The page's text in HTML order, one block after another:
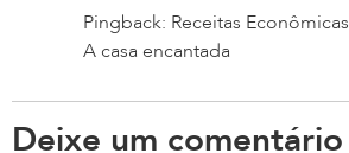
Pingback: Receitas
A casa encantada
Deixe um comentário